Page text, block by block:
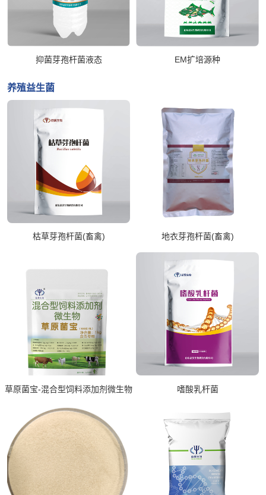
抑菌芽孢杆菌液态 EM扩培源种
养殖益生菌
枯草芽孢杆菌(畜禽) 地衣芽孢杆菌(畜禽)
草原菌宝-混合型饲料添加剂微生物 嗜酸乳杆菌